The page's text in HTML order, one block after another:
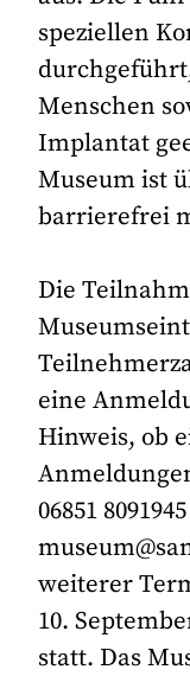
speziellen
Menschen
Implantat
Museum ist
barrierefrei
Die
eine
Hinweis, ob
06851
weiterer
10.
statt. Das